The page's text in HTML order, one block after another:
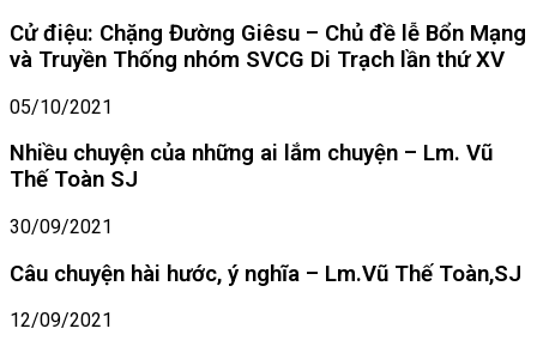
Cử điệu: Chặng Đường Giêsu – Chủ đề lễ Bổn Mạng
và Truyền Thống nhóm SVCG Di Trạch lần thứ XV
05/10/2021
Nhiều chuyện của những ai lắm chuyện – Lm. Vũ
Thế Toàn SJ
30/09/2021
Câu chuyện hài hước, ý nghĩa – Lm.Vũ Thế Toàn,SJ
12/09/2021